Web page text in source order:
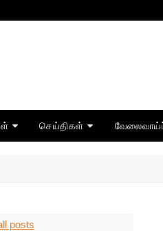
செய்திகள்
posts